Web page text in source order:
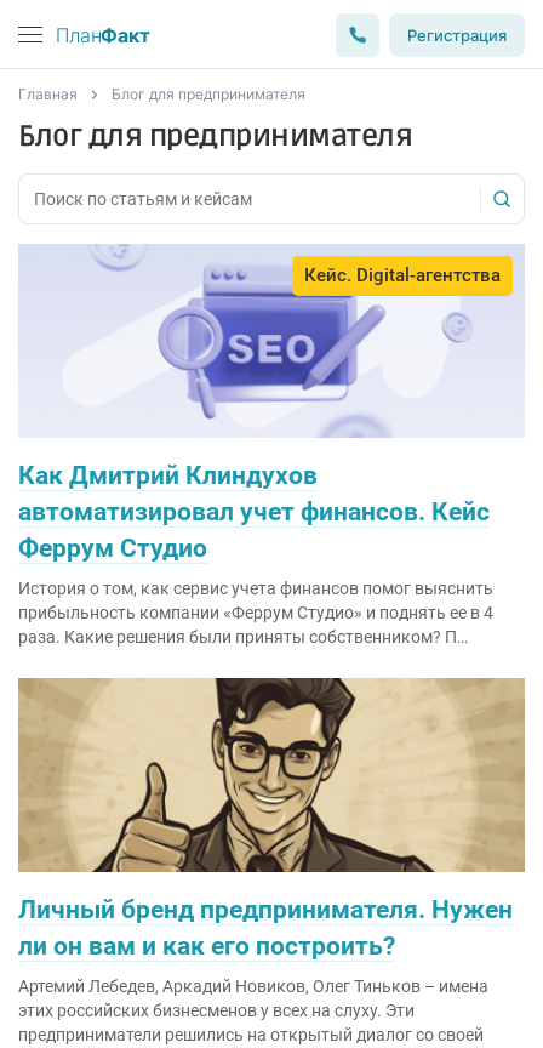
ПланФакт Регистрация
Главная Блог для предпринимателя
Блог для предпринимателя
Кейс. Digital-агентства
Как Дмитрий Клиндухов
автоматизировал учет финансов. Кейс
Феррум Студио
История о том, как сервис учета финансов помог выяснить
прибыльность компании «Феррум Студио» и поднять ее в 4
раза. Какие решения были приняты собственником? П…
Личный бренд предпринимателя. Нужен
ли он вам и как его построить?
Артемий Лебедев, Аркадий Новиков, Олег Тиньков – имена
этих российских бизнесменов у всех на слуху. Эти
предприниматели решились на открытый диалог со своей